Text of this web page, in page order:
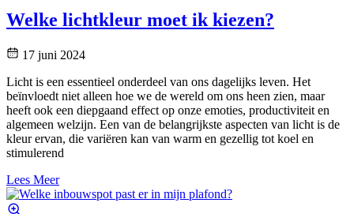
Welke lichtkleur moet ik kiezen?
17 juni 2024
Licht is een essentieel onderdeel van ons dagelijks leven. Het
beïnvloedt niet alleen hoe we de wereld om ons heen zien, maar
heeft ook een diepgaand effect op onze emoties, productiviteit en
algemeen welzijn. Een van de belangrijkste aspecten van licht is de
kleur ervan, die variëren kan van warm en gezellig tot koel en
stimulerend
Lees Meer